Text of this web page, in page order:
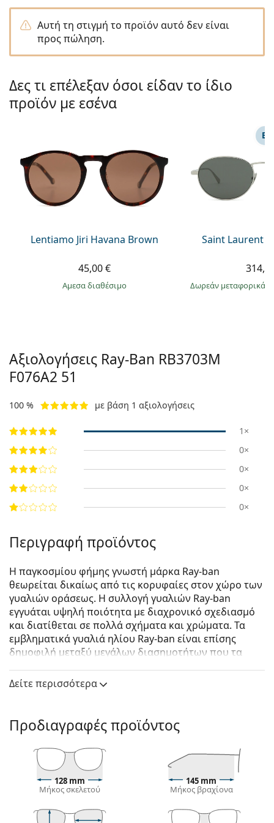
Persol
Prada
Όλες οι μάρκες
Αυτή τη στιγμή το προϊόν αυτό δεν είναι
προς πώληση.
Δες τι επέλεξαν όσοι είδαν το ίδιο
προϊόν με εσένα
Lentiamo Jiri Havana Brown
45,00 €
άμεσα διαθέσιμο
Saint Laurent
Δωρεάν μεταφορικά
Αξιολογήσεις Ray-Ban RB3703M
F076A2 51
100 % με βάση 1 αξιολογήσεις
1×
0×
0×
0×
0×
Περιγραφή προϊόντος
Η παγκοσμίου φήμης γνωστή μάρκα Ray-ban
θεωρείται δικαίως από τις κορυφαίες στον χώρο των
γυαλιών οράσεως. Η συλλογή γυαλιών Ray-ban
εγγυάται υψηλή ποιότητα με διαχρονικό σχεδιασμό
και διατίθεται σε πολλά σχήματα και χρώματα. Τα
εμβληματικά γυαλιά ηλίου Ray-ban είναι επίσης
δημοφιλή μεταξύ μεγάλων διασημοτήτων που τα
Ray-Ban RB3703M F076A2 51
Δείτε πώς φαίνονται πάνω σας αυτά τα γυαλιά ηλίου
με τη λειτουργία του Εικονικού καθρέφτη του
Lentiamo.
Σκελετός γυαλιών ηλίου
Το χρυσό χρώμα του σκελετού ταιριάζει απόλυτα
καστανά μαλλιά.
Δείτε περισσότερα
Προδιαγραφές προϊόντος
128 mm
Μήκος σκελετού
145 mm
Μήκος βραχίονα